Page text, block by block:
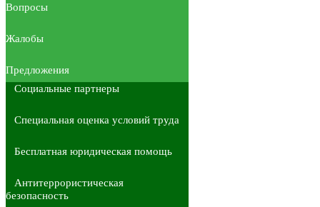
Вопросы
Жалобы
Предложения
Социальные партнеры
Специальная оценка условий труда
Бесплатная юридическая помощь
Антитеррористическая
безопасность